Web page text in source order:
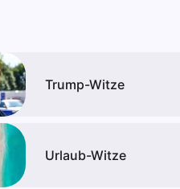
Trump-Witze
Urlaub-Witze